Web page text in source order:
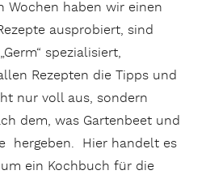
Wochen haben wir einen
ausprobiert, sind
spezialisiert,
Rezepten die Tipps und
nur voll aus, sondern
dem, was Gartenbeet und
hergeben. Hier handelt es
ein Kochbuch für die